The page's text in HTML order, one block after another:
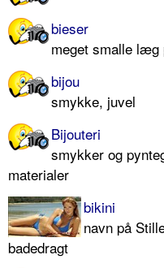
bieser
meget smalle læg
bijou
smykke, juvel
Bijouteri
smykker og
materialer
bikini
navn på
badedragt